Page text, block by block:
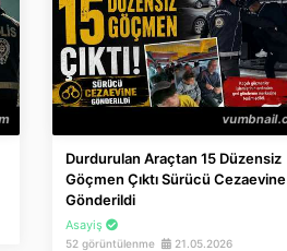
Durdurulan Araçtan 15 Düzensiz
Göçmen Çıktı Sürücü Cezaevine
Gönderildi
Asayiş
52 görüntülenme 21.05.2026